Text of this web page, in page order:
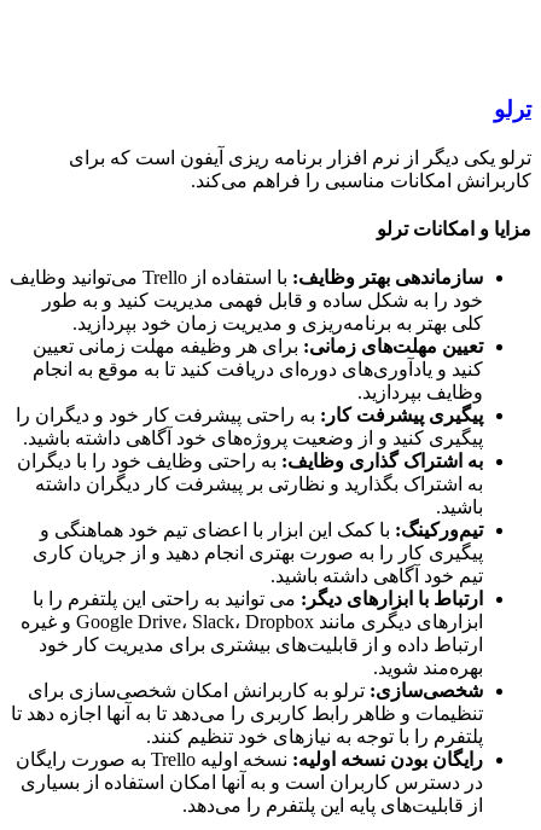
یکی دیگر از نرم افزار برنامه ریزی آیفون است که برای
امکانات مناسبی را فراهم می‌کند.
و امکانات ترلو
سازماندهی بهتر وظایف:
با استفاده از Trello می‌توانید وظایف
خود را به شکل ساده و قابل فهمی مدیریت کنید و به طور
کلی بهتر به برنامه‌ریزی و مدیریت زمان خود بپردازید.
تعیین مهلت‌های زمانی:برای هر وظیفه مهلت زمانی تعیین
کنید و یادآوری‌های دوره‌ای دریافت کنید تا به موقع به انجام
وظایف بپردازید.
پیگیری پیشرفت کار:به راحتی پیشرفت کار خود و دیگران را
پیگیری کنید و از وضعیت پروژه‌های خود آگاهی داشته باشید.
به اشتراک گذاری وظایف:به راحتی وظایف خود را با دیگران
به اشتراک بگذارید و نظارتی بر پیشرفت کار دیگران داشته
باشید.
تیم‌ورکینگ:با کمک این ابزار با اعضای تیم خود هماهنگی و
پیگیری کار را به صورت بهتری انجام دهید و از جریان کاری
تیم خود آگاهی داشته باشید.
ارتباط با ابزارهای دیگر:می توانید به راحتی این پلتفرم را با
ابزارهای دیگری مانند Google Drive، Slack، Dropbox و غیره
ارتباط داده و از قابلیت‌های بیشتری برای مدیریت کار خود
بهره‌مند شوید.
شخصی‌سازی:ترلو به کاربرانش امکان شخصی‌سازی برای
تنظیمات و ظاهر رابط کاربری را می‌دهد تا به آنها اجازه دهد تا
پلتفرم را با توجه به نیازهای خود تنظیم کنند.
رایگان بودن نسخه اولیه:
نسخه اولیه Trello به صورت رایگان
در دسترس کاربران است و به آنها امکان استفاده از بسیاری
از قابلیت‌های پایه این پلتفرم را می‌دهد.